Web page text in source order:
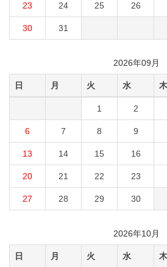
23 24 25 26
30 31
2026年09月
日 月 火 水 木
1 2
6 7 8 9
13 14 15 16
20 21 22 23
27 28 29 30
2026年10月
日 月 火 水 木